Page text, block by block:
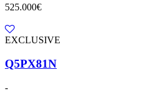
525.000€
EXCLUSIVE
Q5PX81N
-